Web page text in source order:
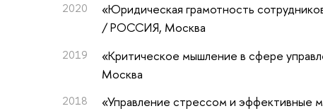
2020 «Юридическая грамотность
/ РОССИЯ, Москва
2019 «Критическое мышление в сфере
Москва
2018 «Управление стрессом и эффективные